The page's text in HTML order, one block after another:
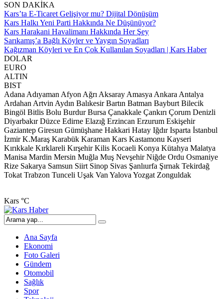
SON DAKİKA
Kars’ta E-Ticaret Gelişiyor mu? Dijital Dönüşüm
Kars Halkı Yeni Parti Hakkında Ne Düşünüyor?
Kars Harakani Havalimanı Hakkında Her Şey
Sarıkamış’a Bağlı Köyler ve Yaygın Soyadları
Kağızman Köyleri ve En Çok Kullanılan Soyadları | Kars Haber
DOLAR
EURO
ALTIN
BIST
Adana Adıyaman Afyon Ağrı Aksaray Amasya Ankara Antalya
Ardahan Artvin Aydın Balıkesir Bartın Batman Bayburt Bilecik
Bingöl Bitlis Bolu Burdur Bursa Çanakkale Çankırı Çorum Denizli
Diyarbakır Düzce Edirne Elazığ Erzincan Erzurum Eskişehir
Gaziantep Giresun Gümüşhane Hakkari Hatay Iğdır Isparta İstanbul
İzmir K.Maraş Karabük Karaman Kars Kastamonu Kayseri
Kırıkkale Kırklareli Kırşehir Kilis Kocaeli Konya Kütahya Malatya
Manisa Mardin Mersin Muğla Muş Nevşehir Niğde Ordu Osmaniye
Rize Sakarya Samsun Siirt Sinop Sivas Şanlıurfa Şırnak Tekirdağ
Tokat Trabzon Tunceli Uşak Van Yalova Yozgat Zonguldak
Kars °C
Ana Sayfa
Ekonomi
Foto Galeri
Gündem
Otomobil
Sağlık
Spor